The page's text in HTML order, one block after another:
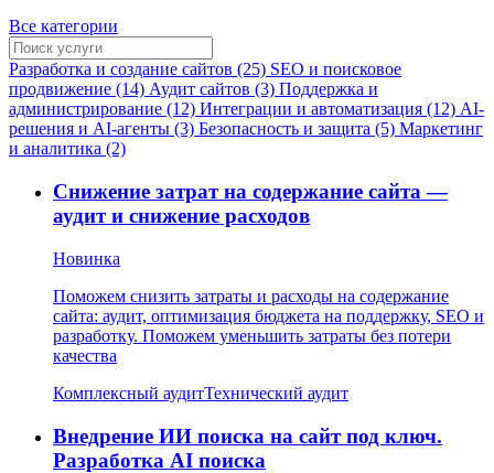
Все категории
Разработка и создание сайтов (25) SEO и поисковое
продвижение (14) Аудит сайтов (3) Поддержка и
администрирование (12) Интеграции и автоматизация (12) AI-
решения и AI-агенты (3) Безопасность и защита (5) Маркетинг
и аналитика (2)
Снижение затрат на содержание сайта —
аудит и снижение расходов
Новинка
Поможем снизить затраты и расходы на содержание
сайта: аудит, оптимизация бюджета на поддержку, SEO и
разработку. Поможем уменьшить затраты без потери
качества
Комплексный аудитТехнический аудит
Внедрение ИИ поиска на сайт под ключ.
Разработка AI поиска